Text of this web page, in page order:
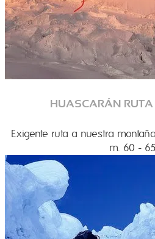
HUASCARÁN RUTA
Exigente ruta a nuestra
m. 60 - 65